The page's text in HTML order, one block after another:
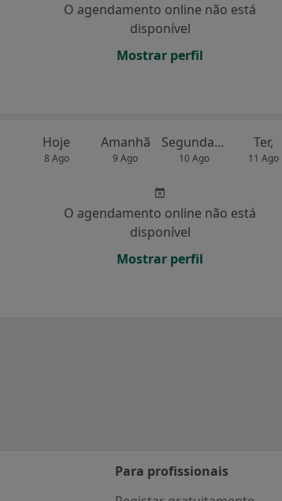
O agendamento online não está
disponível
Mostrar perfil
Hoje
8 Ago
Amanhã
9 Ago
Segunda-feira
10 Ago
Ter,
11 Ago
O agendamento online não está
disponível
Mostrar perfil
Para profissionais